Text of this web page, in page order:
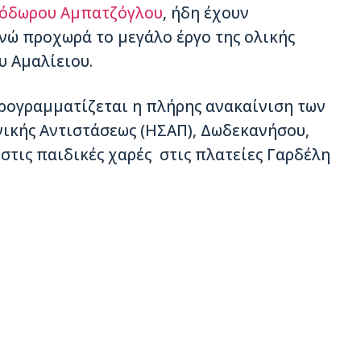
Αμπατζόγλου, ήδη έχουν
προχωρά το μεγάλο έργο της ολικής
Αμαλίειου.
η πλήρης ανακαίνιση των
Αντιστάσεως (ΗΣΑΠ), Δωδεκανήσου,
παιδικές χαρές στις πλατείες Γαρδέλη